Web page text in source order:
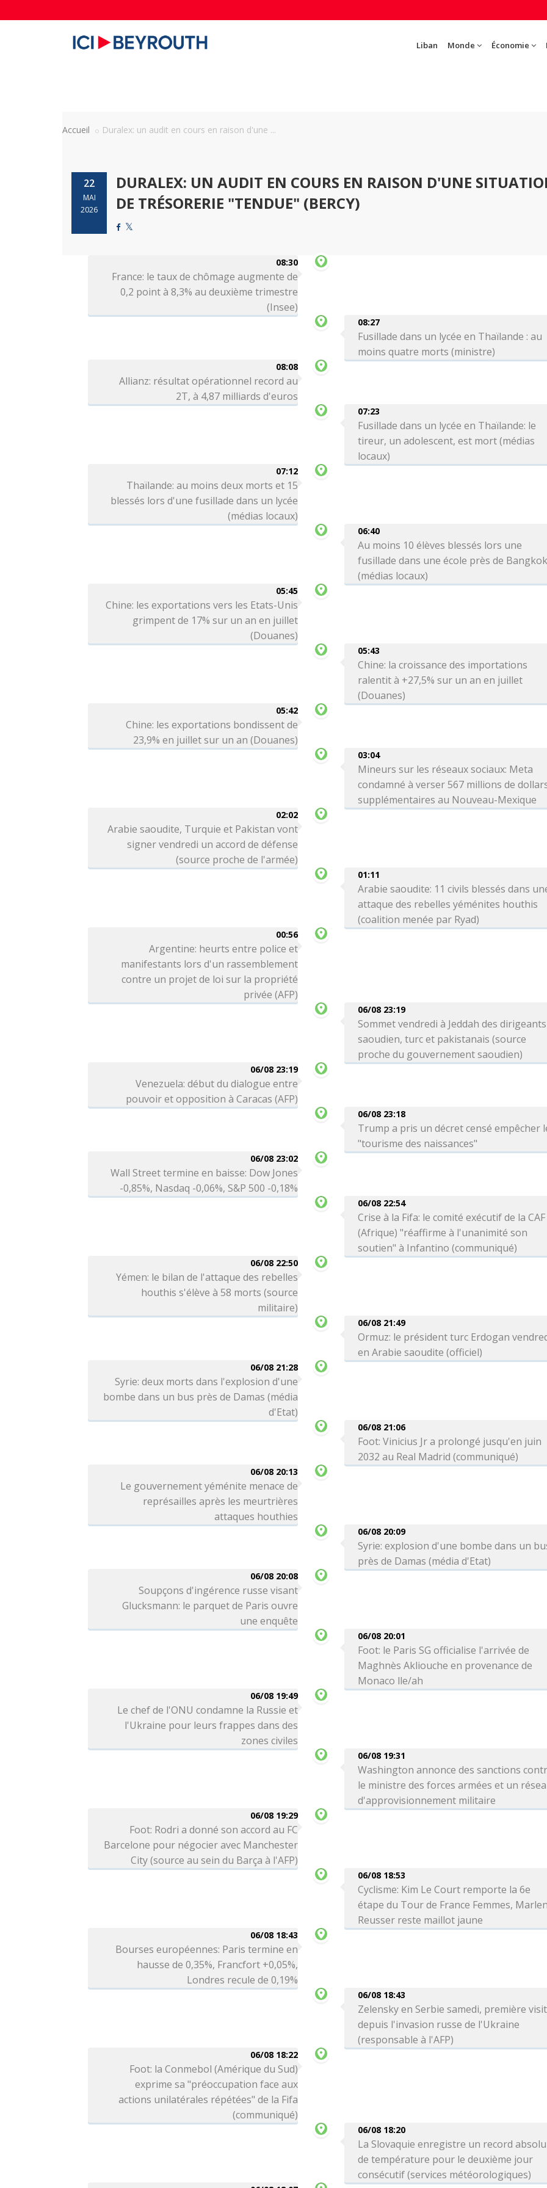
Liban Monde Économie
Accueil Duralex: un audit en cours en raison d'une ...
22
MAI
2026
DURALEX: UN AUDIT EN COURS EN RAISON D'UNE
DE TRÉSORERIE "TENDUE" (BERCY)
08:30
France: le taux de chômage augmente de
0,2 point à 8,3% au deuxième trimestre
(Insee)
08:27
Fusillade dans un lycée en Thaïlande : au
moins quatre morts (ministre)
08:08
Allianz: résultat opérationnel record au
2T, à 4,87 milliards d'euros
07:23
Fusillade dans un lycée en Thaïlande: le
tireur, un adolescent, est mort (médias
locaux)
07:12
Thaïlande: au moins deux morts et 15
blessés lors d'une fusillade dans un lycée
(médias locaux)
06:40
Au moins 10 élèves blessés lors une
fusillade dans une école près de
(médias locaux)
05:45
Chine: les exportations vers les Etats-Unis
grimpent de 17% sur un an en juillet
(Douanes)
05:43
Chine: la croissance des importations
ralentit à +27,5% sur un an en juillet
(Douanes)
05:42
Chine: les exportations bondissent de
23,9% en juillet sur un an (Douanes)
03:04
Mineurs sur les réseaux sociaux: Meta
condamné à verser 567 millions de
supplémentaires au Nouveau-Mexique
02:02
Arabie saoudite, Turquie et Pakistan vont
signer vendredi un accord de défense
(source proche de l'armée)
01:11
Arabie saoudite: 11 civils blessés dans
attaque des rebelles yéménites houthis
(coalition menée par Ryad)
00:56
Argentine: heurts entre police et
manifestants lors d'un rassemblement
contre un projet de loi sur la propriété
privée (AFP)
06/08 23:19
Sommet vendredi à Jeddah des dirigeants
saoudien, turc et pakistanais (source
proche du gouvernement saoudien)
06/08 23:19
Venezuela: début du dialogue entre
pouvoir et opposition à Caracas (AFP)
06/08 23:18
Trump a pris un décret censé empêcher
"tourisme des naissances"
06/08 23:02
Wall Street termine en baisse: Dow Jones
-0,85%, Nasdaq -0,06%, S&P 500 -0,18%
06/08 22:54
Crise à la Fifa: le comité exécutif de la CAF
(Afrique) "réaffirme à l'unanimité son
soutien" à Infantino (communiqué)
06/08 22:50
Yémen: le bilan de l'attaque des rebelles
houthis s'élève à 58 morts (source
militaire)
06/08 21:49
Ormuz: le président turc Erdogan
en Arabie saoudite (officiel)
06/08 21:28
Syrie: deux morts dans l'explosion d'une
bombe dans un bus près de Damas (média
d'Etat)
06/08 21:06
Foot: Vinicius Jr a prolongé jusqu'en juin
2032 au Real Madrid (communiqué)
06/08 20:13
Le gouvernement yéménite menace de
représailles après les meurtrières
attaques houthies
06/08 20:09
Syrie: explosion d'une bombe dans un
près de Damas (média d'Etat)
06/08 20:08
Soupçons d'ingérence russe visant
Glucksmann: le parquet de Paris ouvre
une enquête
06/08 20:01
Foot: le Paris SG officialise l'arrivée de
Maghnès Akliouche en provenance de
Monaco lle/ah
06/08 19:49
Le chef de l'ONU condamne la Russie et
l'Ukraine pour leurs frappes dans des
zones civiles
06/08 19:31
Washington annonce des sanctions
le ministre des forces armées et un
d'approvisionnement militaire
06/08 19:29
Foot: Rodri a donné son accord au FC
Barcelone pour négocier avec Manchester
City (source au sein du Barça à l'AFP)
06/08 18:53
Cyclisme: Kim Le Court remporte la 6e
étape du Tour de France Femmes,
Reusser reste maillot jaune
06/08 18:43
Bourses européennes: Paris termine en
hausse de 0,35%, Francfort +0,05%,
Londres recule de 0,19%
06/08 18:43
Zelensky en Serbie samedi, première
depuis l'invasion russe de l'Ukraine
(responsable à l'AFP)
06/08 18:22
Foot: la Conmebol (Amérique du Sud)
exprime sa "préoccupation face aux
actions unilatérales répétées" de la Fifa
(communiqué)
06/08 18:20
La Slovaquie enregistre un record absolu
de température pour le deuxième jour
consécutif (services météorologiques)